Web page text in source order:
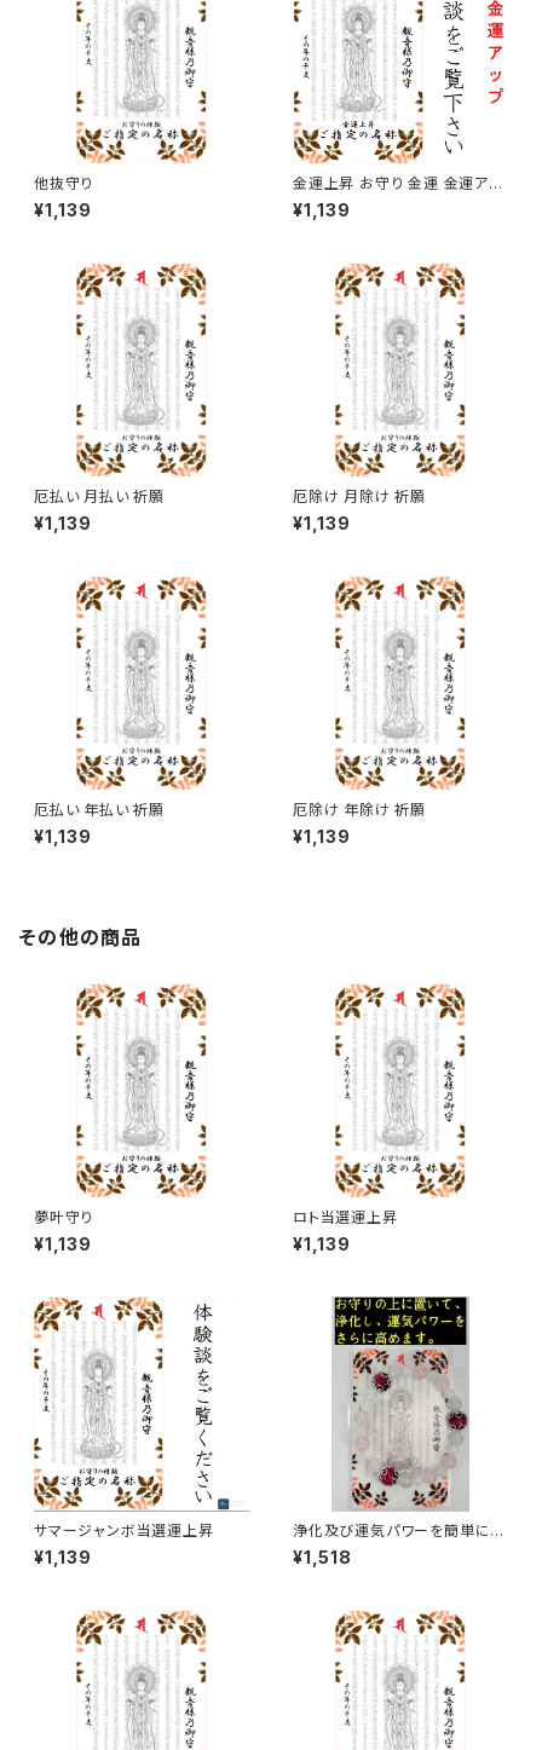
他抜守り
¥1,139
金運上昇 お守り 金運 金運アッ
プ
¥1,139
厄払い 月払い 祈願
¥1,139
厄除け 月除け 祈願
¥1,139
厄払い 年払い 祈願
¥1,139
厄除け 年除け 祈願
¥1,139
その他の商品
夢叶守り
¥1,139
ロト当選運上昇
¥1,139
サマージャンボ当選運上昇
¥1,139
浄化及び運気パワーを簡単に回
復させるお守り・パワーストーン
チューナー【運気隆昌】(カードタ
¥1,518